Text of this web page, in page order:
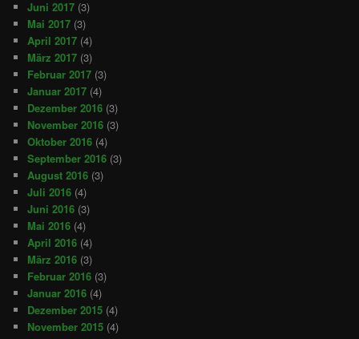
Juni 2017 (3)
Mai 2017 (3)
April 2017 (4)
März 2017 (3)
Februar 2017 (3)
Januar 2017 (4)
Dezember 2016 (3)
November 2016 (3)
Oktober 2016 (4)
September 2016 (3)
August 2016 (3)
Juli 2016 (4)
Juni 2016 (3)
Mai 2016 (4)
April 2016 (4)
März 2016 (3)
Februar 2016 (3)
Januar 2016 (4)
Dezember 2015 (4)
November 2015 (4)